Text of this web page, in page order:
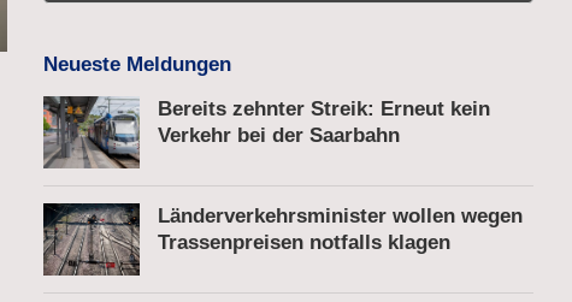
Neueste Meldungen
Bereits zehnter Streik: Erneut kein
Verkehr bei der Saarbahn
Länderverkehrsminister wollen wegen
Trassenpreisen notfalls klagen